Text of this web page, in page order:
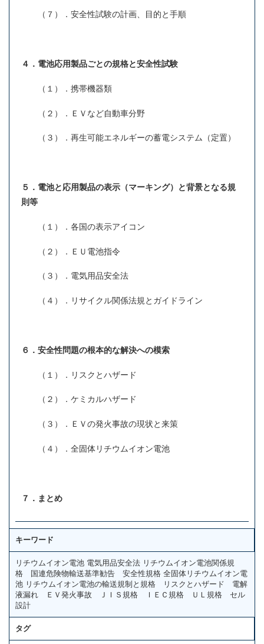
（７）．安全性試験の計画、目的と手順
４．電池応用製品ごとの規格と安全性試験
（１）．携帯機器類
（２）．ＥＶなど自動車分野
（３）．再生可能エネルギーの蓄電システム（定置）
５．電池と応用製品の表示（マーキング）と背景となる規
則等
（１）．各国の表示アイコン
（２）．ＥＵ電池指令
（３）．電気用品安全法
（４）．リサイクル関係法規とガイドライン
６．安全性問題の根本的な解決への模索
（１）．リスクとハザード
（２）．ケミカルハザード
（３）．ＥＶの発火事故の現状と来策
（４）．全固体リチウムイオン電池
７．まとめ
キーワード
リチウムイオン電池 電気用品安全法 リチウムイオン電池関係規
格 国連危険物輸送基準勧告 安全性規格 全固体リチウムイオン電
池 リチウムイオン電池の輸送規制と規格 リスクとハザード 電解
液漏れ ＥＶ発火事故 ＪＩＳ規格 ＩＥＣ規格 ＵＬ規格 セル
設計
タグ